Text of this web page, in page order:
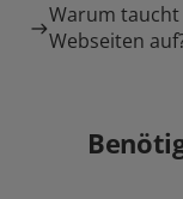
Warum
Webseiten